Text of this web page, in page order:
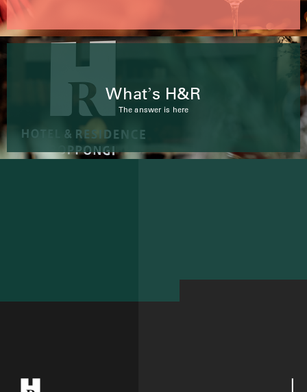
What’s H&R
The answer is here